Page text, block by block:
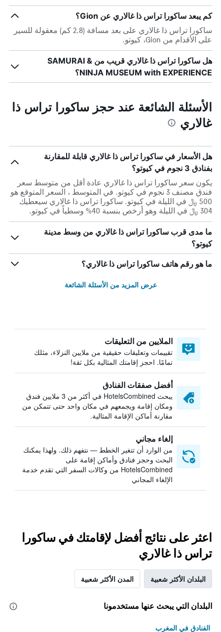
كم يبعد ساكورا تراس ذا غالاري عن Gion؟
ساكورا تراس ذا غالاري على بعد مسافة (2.8 كم) معقولة للسير
على الأقدام من Gion، كيوتو.
هل ساكورا تراس ذا غالاري قريب من SAMURAI &
NINJA MUSEUM with EXPERIENCE؟
الأسئلة الشائعة عند حجز ساكورا تراس ذا
غالاري
هل الأسعار في ساكورا تراس ذا غالاري قابلة للمقارنة
بفنادق 3 نجوم في كيوتو؟
يكون سعر ساكورا تراس ذا غالاري عادة أقل من متوسط ​​سعر
فندق مصنف 3 نجوم في كيوتو. في المتوسط ، السعر المتوقع هو
500 ﷼ في الليلة في كيوتو. ساكورا تراس ذا غالاري سيعطيك
304 ﷼ في الليلة وهو أرخص بنسبة 40% وسطياً في كيوتو.
ما مدى قرب ساكورا تراس ذا غالاري من وسط مدينة
كيوتو؟
ما هو رقم هاتف ساكورا تراس ذا غالاري؟
عرض المزيد من الأسئلة الشائعة
الملايين من التعليقات
تقييمات وتعليقات حقيقية من ملايين النزلاء، مثلك
تمامًا. احجز إقامتك المثالية بكل ثقة!
أفضل صفقات الفنادق
يبحث HotelsCombined في أكثر من 3 ملايين فندق
ومكان إقامة ويجمعهم في مكان واحد حتى تتمكن من
مقارنة أماكن الإقامة المثالية.
إلغاء مجاني
من الوارد أن تتغير الخطط — نتفهم ذلك. ولهذا يمكنك
البحث وحجز فنادق وأماكن إقامة على
HotelsCombined من وكالات السفر التي تقدم خدمة
الإلغاء المجاني
اعثر على نتائج أفضل لإقامتك في ساكورا
تراس ذا غالاري
البلدان الأكثر شعبية المدن الأكثر شعبية
البلدان التي يبحث عنها مستخدمونا
الفنادق في المغرب